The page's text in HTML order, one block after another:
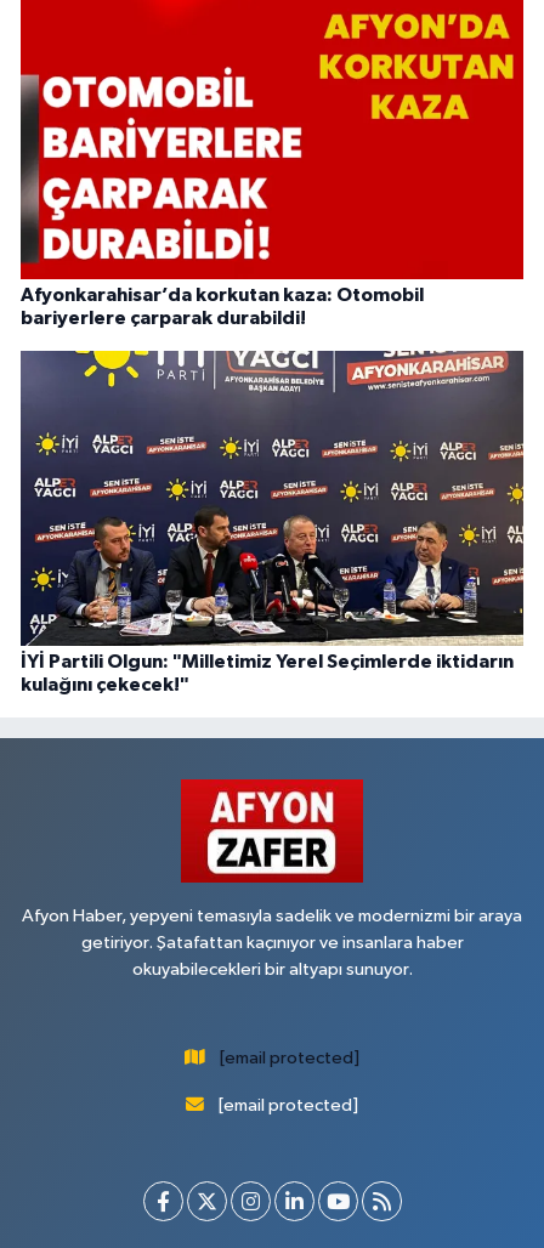
Afyonkarahisar’da korkutan kaza: Otomobil
bariyerlere çarparak durabildi!
İYİ Partili Olgun: "Milletimiz Yerel Seçimlerde iktidarın
kulağını çekecek!"
Afyon Haber, yepyeni temasıyla sadelik ve modernizmi bir araya
getiriyor. Şatafattan kaçınıyor ve insanlara haber
okuyabilecekleri bir altyapı sunuyor.
[email protected]
[email protected]